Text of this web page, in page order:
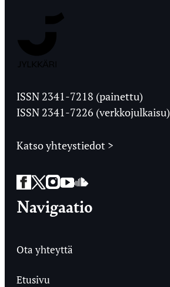
Ylioppilaslehti
ISSN 2341-7218 (painettu)
ISSN 2341-7226 (verkkojulkaisu)
Katso yhteystiedot >
Facebook
Twitter
Instagram
YouTube
SoundCloud
Navigaatio
Ota yhteyttä
Etusivu